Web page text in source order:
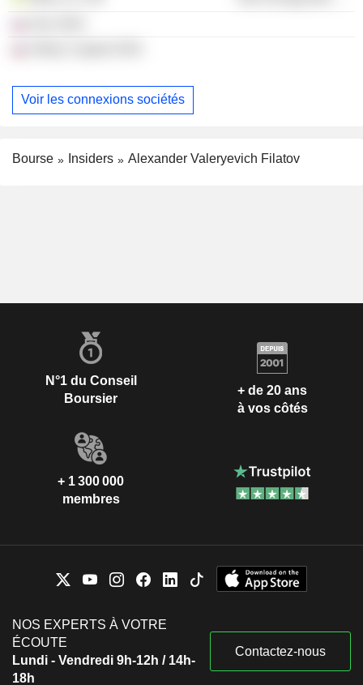
Voir les connexions sociétés
Bourse Insiders Alexander Valeryevich Filatov
N°1 du Conseil
Boursier
+ de 20 ans
à vos côtés
+ 1 300 000
membres
NOS EXPERTS À VOTRE
ÉCOUTE
Lundi - Vendredi 9h-12h / 14h-
18h
Contactez-nous